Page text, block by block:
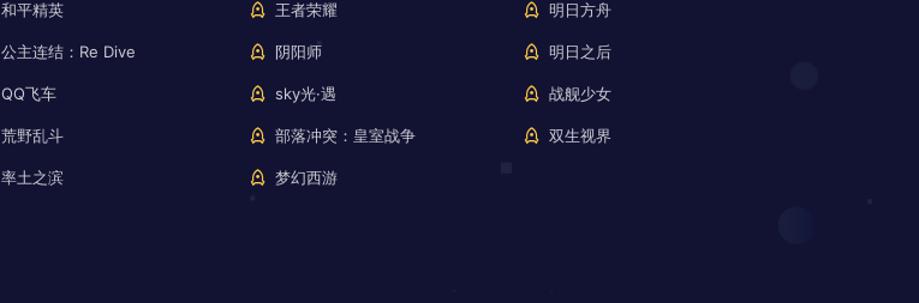
和平精英 王者荣耀 明日方舟
公主连结：Re Dive 阴阳师 明日之后
QQ飞车 sky光·遇 战舰少女
荒野乱斗 部落冲突：皇室战争 双生视界
率土之滨 梦幻西游